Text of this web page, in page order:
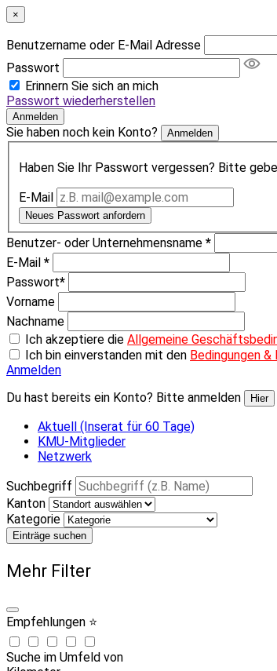
×
Benutzername oder E-Mail Adresse
Passwort
Erinnern Sie sich an mich
Passwort wiederherstellen
Anmelden
Sie haben noch kein Konto? Anmelden
Haben Sie Ihr Passwort vergessen? Bitte
E-Mail
Neues Passwort anfordern
Benutzer- oder Unternehmensname *
E-Mail *
Passwort*
Vorname
Nachname
Ich akzeptiere die Allgemeine
Ich bin einverstanden mit den Bedingungen &
Anmelden
Du hast bereits ein Konto? Bitte anmelden
Hier
Aktuell (Inserat für 60 Tage)
KMU-Mitglieder
Netzwerk
Suchbegriff
Kanton
Kategorie
Einträge suchen
Mehr Filter
Empfehlungen ⭐
Suche im Umfeld von